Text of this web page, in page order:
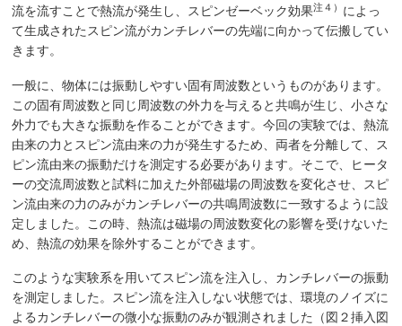
流を流すことで熱流が発生し、スピンゼーベック効果注４） によっ
て生成されたスピン流がカンチレバーの先端に向かって伝搬してい
きます。
一般に、物体には振動しやすい固有周波数というものがあります。
この固有周波数と同じ周波数の外力を与えると共鳴が生じ、小さな
外力でも大きな振動を作ることができます。今回の実験では、熱流
由来の力とスピン流由来の力が発生するため、両者を分離して、ス
ピン流由来の振動だけを測定する必要があります。そこで、ヒータ
ーの交流周波数と試料に加えた外部磁場の周波数を変化させ、スピ
ン流由来の力のみがカンチレバーの共鳴周波数に一致するように設
定しました。この時、熱流は磁場の周波数変化の影響を受けないた
め、熱流の効果を除外することができます。
このような実験系を用いてスピン流を注入し、カンチレバーの振動
を測定しました。スピン流を注入しない状態では、環境のノイズに
よるカンチレバーの微小な振動のみが観測されました（図２挿入図